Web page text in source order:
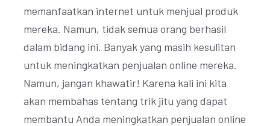
memanfaatkan internet untuk menjual produk
mereka. Namun, tidak semua orang berhasil
dalam bidang ini. Banyak yang masih kesulitan
untuk meningkatkan penjualan online mereka.
Namun, jangan khawatir! Karena kali ini kita
akan membahas tentang trik jitu yang dapat
membantu Anda meningkatkan penjualan online